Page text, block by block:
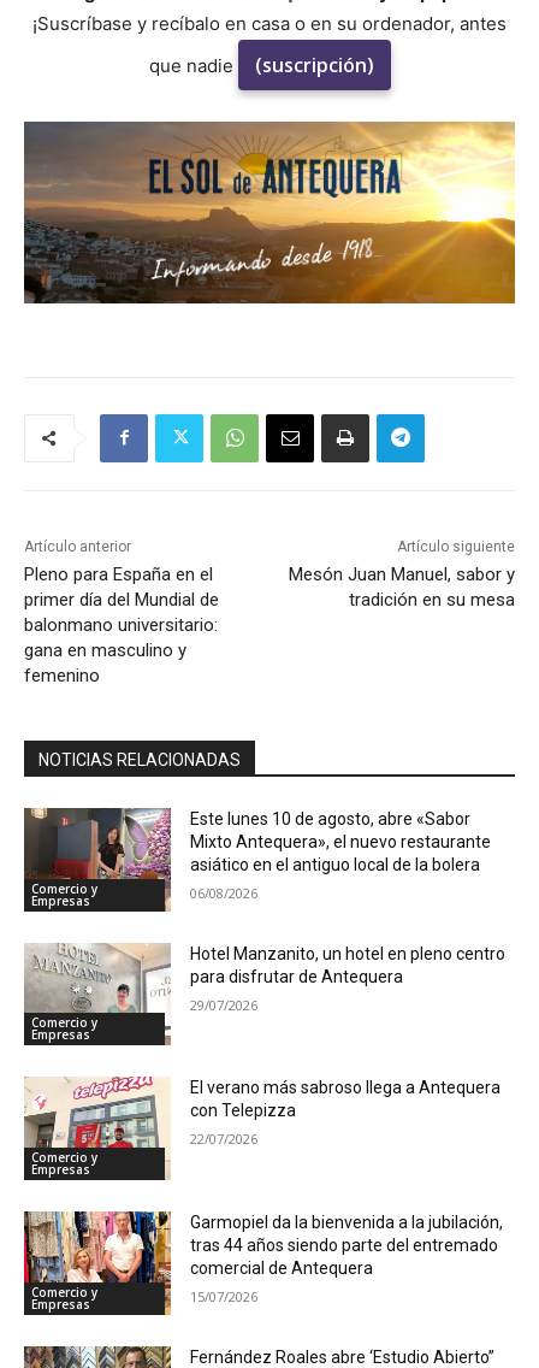
¡Suscríbase y recíbalo en casa o en su ordenador, antes
que nadie
(suscripción)
Artículo anterior
Pleno para España en el
primer día del Mundial de
balonmano universitario:
gana en masculino y
femenino
Artículo siguiente
Mesón Juan Manuel, sabor y
tradición en su mesa
NOTICIAS RELACIONADAS
Comercio y
Empresas
Este lunes 10 de agosto, abre «Sabor
Mixto Antequera», el nuevo restaurante
asiático en el antiguo local de la bolera
06/08/2026
Comercio y
Empresas
Hotel Manzanito, un hotel en pleno centro
para disfrutar de Antequera
29/07/2026
Comercio y
Empresas
El verano más sabroso llega a Antequera
con Telepizza
22/07/2026
Comercio y
Empresas
Garmopiel da la bienvenida a la jubilación,
tras 44 años siendo parte del entremado
comercial de Antequera
15/07/2026
Fernández Roales abre ‘Estudio Abierto”